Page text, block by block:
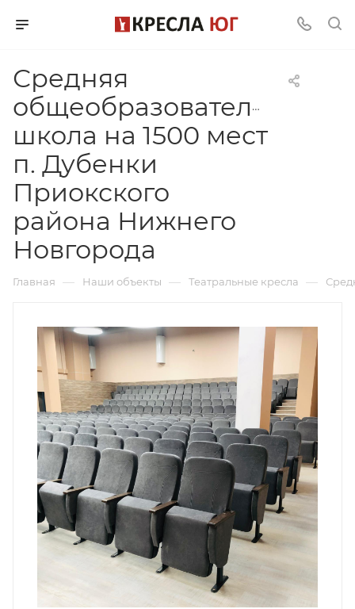
Средняя
общеобразовательная
школа на 1500 мест
п. Дубенки
Приокского
района Нижнего
Новгорода
Главная — Наши объекты — Театральные кресла —